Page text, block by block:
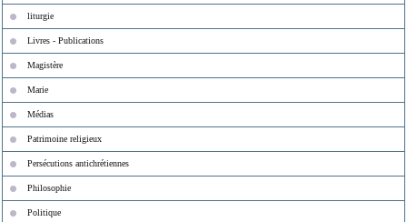
liturgie
Livres - Publications
Magistère
Marie
Médias
Patrimoine religieux
Persécutions antichrétiennes
Philosophie
Politique